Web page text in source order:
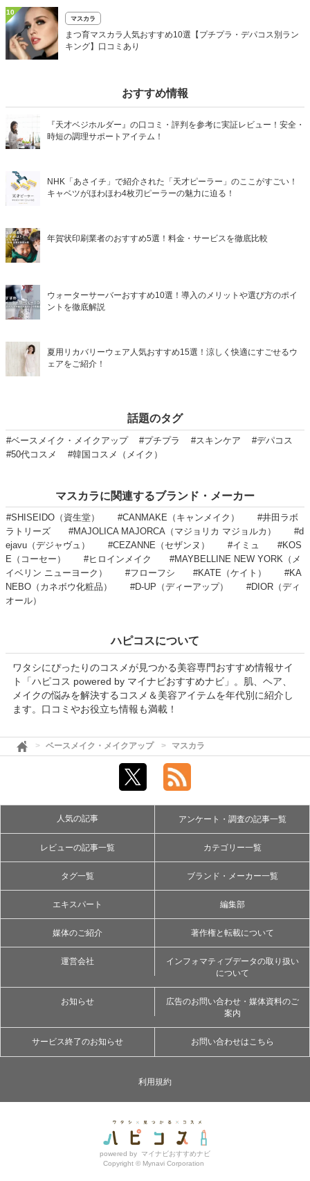
10
マスカラ
まつ育マスカラ人気おすすめ10選【プチプラ・デパコス別ラン
キング】口コミあり
おすすめ情報
『天才ベジホルダー』の口コミ・評判を参考に実証レビュー！安全・
時短の調理サポートアイテム！
NHK「あさイチ」で紹介された「天才ピーラー」のここがすごい！
キャベツがほわほわ4枚刃ピーラーの魅力に迫る！
年賀状印刷業者のおすすめ5選！料金・サービスを徹底比較
ウォーターサーバーおすすめ10選！導入のメリットや選び方のポイ
ントを徹底解説
夏用リカバリーウェア人気おすすめ15選！涼しく快適にすごせるウ
ェアをご紹介！
話題のタグ
#ベースメイク・メイクアップ #プチプラ #スキンケア
#デパコス
#50代コスメ
#韓国コスメ（メイク）
マスカラに関連するブランド・メーカー
#SHISEIDO（資生堂） #CANMAKE（キャンメイク）
#井田ラボ
ラトリーズ
#MAJOLICA MAJORCA（マジョリカ マジョルカ）
#d
ejavu（デジャヴュ）
#CEZANNE（セザンヌ） #イミュ
#KOS
E（コーセー）
#ヒロインメイク
#MAYBELLINE NEW YORK（メ
イベリン ニューヨーク）
#フローフシ #KATE（ケイト）
#KA
NEBO（カネボウ化粧品）
#D-UP（ディーアップ）
#DIOR（ディ
オール）
ハピコスについて
ワタシにぴったりのコスメが見つかる美容専門おすすめ情報サイ
ト「ハピコス powered by マイナビおすすめナビ」。肌、ヘア、
メイクの悩みを解決するコスメ＆美容アイテムを年代別に紹介し
ます。口コミやお役立ち情報も満載！
ベースメイク・メイクアップ マスカラ
人気の記事 アンケート・調査の記事一覧
レビューの記事一覧 カテゴリー一覧
タグ一覧 ブランド・メーカー一覧
エキスパート 編集部
媒体のご紹介 著作権と転載について
運営会社
インフォマティブデータの取り扱い
について
お知らせ
広告のお問い合わせ・媒体資料のご
案内
サービス終了のお知らせ お問い合わせはこちら
利用規約
powered by マイナビおすすめナビ
Copyright © Mynavi Corporation